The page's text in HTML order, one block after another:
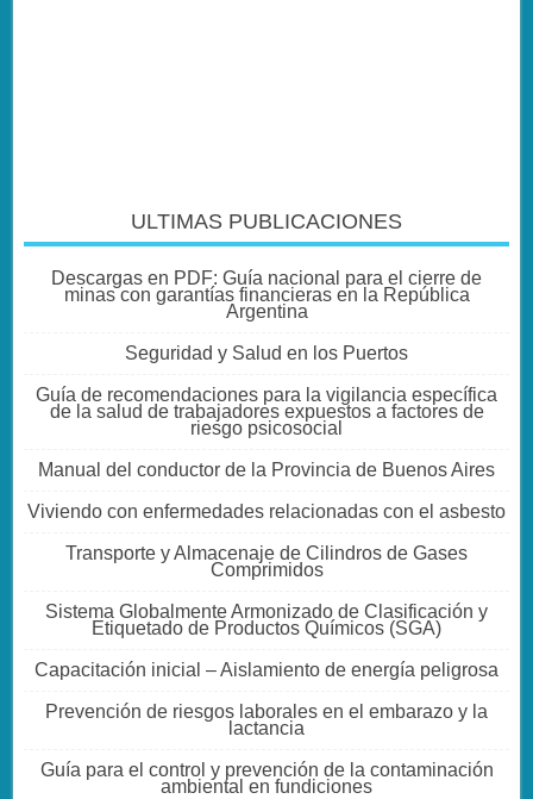
ULTIMAS PUBLICACIONES
Descargas en PDF: Guía nacional para el cierre de
minas con garantías financieras en la República
Argentina
Seguridad y Salud en los Puertos
Guía de recomendaciones para la vigilancia específica
de la salud de trabajadores expuestos a factores de
riesgo psicosocial
Manual del conductor de la Provincia de Buenos Aires
Viviendo con enfermedades relacionadas con el asbesto
Transporte y Almacenaje de Cilindros de Gases
Comprimidos
Sistema Globalmente Armonizado de Clasificación y
Etiquetado de Productos Químicos (SGA)
Capacitación inicial – Aislamiento de energía peligrosa
Prevención de riesgos laborales en el embarazo y la
lactancia
Guía para el control y prevención de la contaminación
ambiental en fundiciones